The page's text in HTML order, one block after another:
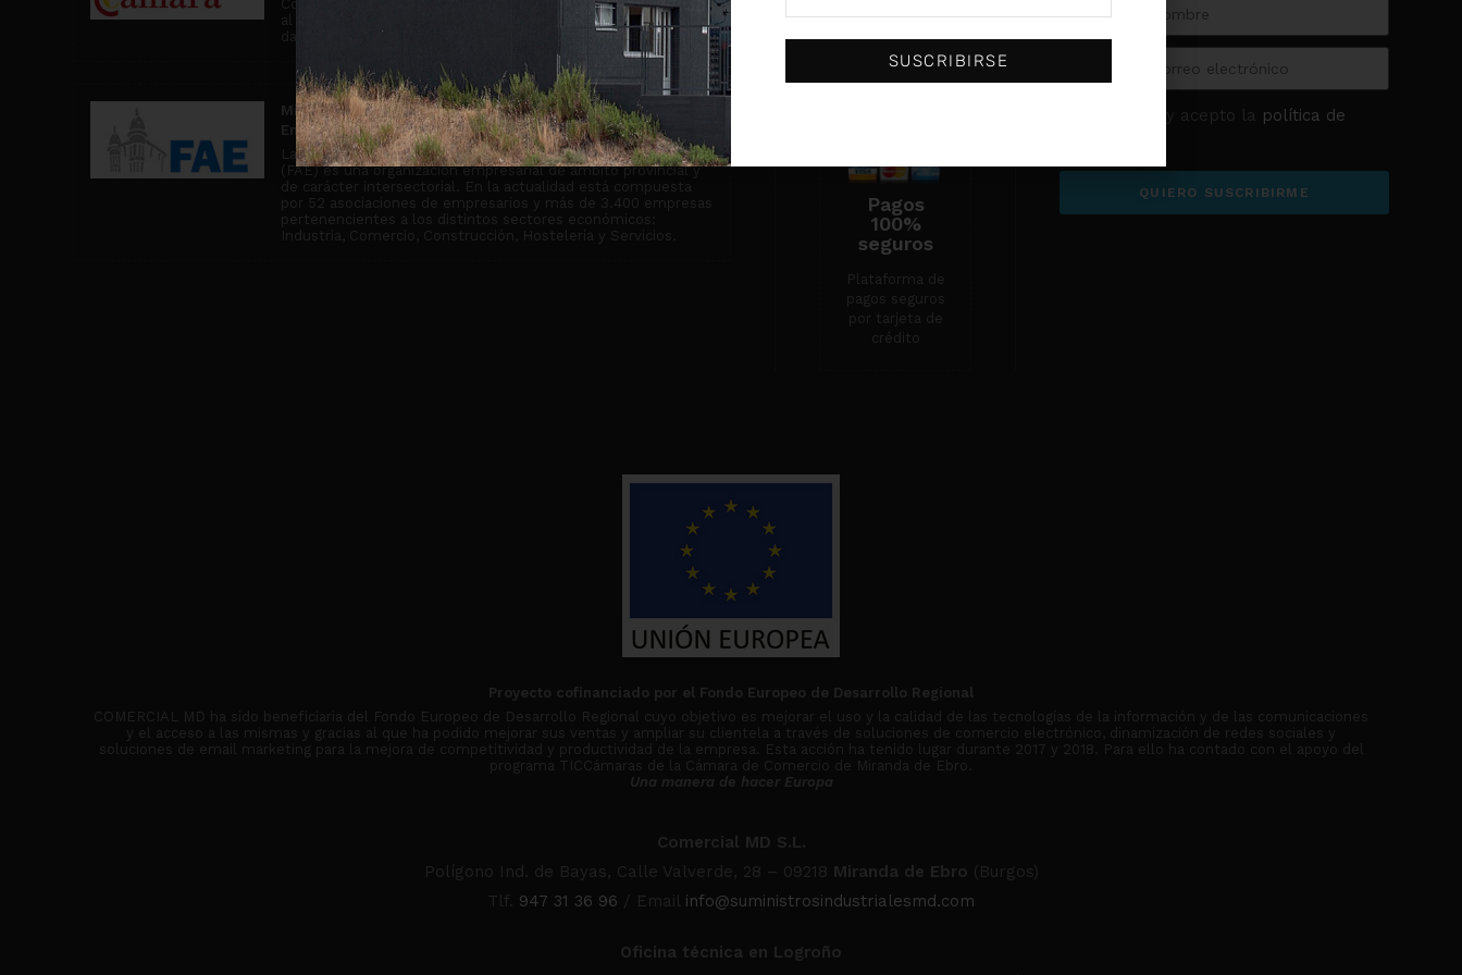
SKF(0)
Comercio de Miranda de Ebro, institución centenaria dedicada
al asesoramiento comercial y empresarial y que actualmente
da cobertura a más de 2500 empresas.
Miembro de la Confederación de Asociaciones
Empresariales de Burgos
La Confederación de Asociaciones Empresariales de Burgos
(FAE) es una organización empresarial de ámbito provincial y
de carácter intersectorial. En la actualidad está compuesta
por 52 asociaciones de empresarios y más de 3.400 empresas
pertenencientes a los distintos sectores económicos:
Industria, Comercio, Construcción, Hostelería y Servicios.
Pagos
100%
seguros
Plataforma de
pagos seguros
por tarjeta de
crédito
He leído y acepto la política de
QUIERO SUSCRIBIRME
Proyecto cofinanciado por el Fondo Europeo de Desarrollo Regional
COMERCIAL MD ha sido beneficiaria del Fondo Europeo de Desarrollo Regional cuyo objetivo es mejorar el uso y la calidad de las tecnologías de la información y de las comunicaciones
y el acceso a las mismas y gracias al que ha podido mejorar sus ventas y ampliar su clientela a través de soluciones de comercio electrónico, dinamización de redes sociales y
soluciones de email marketing para la mejora de competitividad y productividad de la empresa. Esta acción ha tenido lugar durante 2017 y 2018. Para ello ha contado con el apoyo del
programa TICCámaras de la Cámara de Comercio de Miranda de Ebro.
Una manera de hacer Europa
Comercial MD S.L.
Polígono Ind. de Bayas, Calle Valverde, 28 – 09218 Miranda de Ebro (Burgos)
Tlf. 947 31 36 96 / Email info@suministrosindustrialesmd.com
Oficina técnica en Logroño
SUSCRIBIRSE